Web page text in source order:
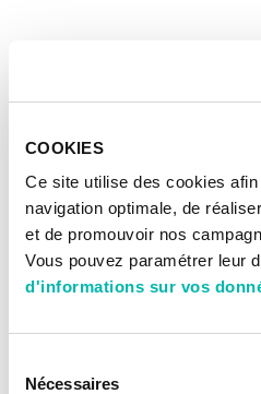
COOKIES
Ce site utilise des cookies
navigation optimale, de
et de promouvoir nos
Vous pouvez paramétrer leur
d'informations sur vos
Nécessaires